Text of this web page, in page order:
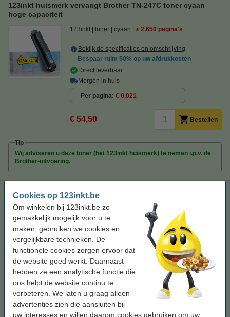
Cookies op 123inkt.be
Om winkelen bij 123inkt.be zo
gemakkelijk mogelijk voor u te
maken, gebruiken we cookies en
vergelijkbare technieken. De
functionele cookies zorgen ervoor dat
de website goed werkt. Daarnaast
hebben ze een analytische functie die
ons helpt de website continu te
verbeteren. We laten u graag alleen
advertenties zien die aansluiten bij
uw interesses en willen daarom cookies gebruiken om uw
123inkt huismerk vervangt Brother TN-247C toner cyaan
hoge capaciteit
123inkt toner cyaan ± 2.650 pagina's
Bekijk de specificaties en omschrijving
Bespaar ruim 50% op uw afdrukkosten
Direct leverbaar
Morgen in huis
Per pagina € 0,021
€ 54,50 Bestellen
Tip
Wij adviseren u deze toner (het 123inkt huismerk) te nemen i.p.v. de
Brother-uitvoering.
Aanbieding: 123inkt huismerk vervangt Brother TN-247 BK /
C / M / Y zwart + 3 kleuren
zwart (1x) en kleur (3x)
Bekijk de specificaties en omschrijving
Direct leverbaar
Morgen in huis
Per pagina € 0,018
€ 209,50 Bestellen